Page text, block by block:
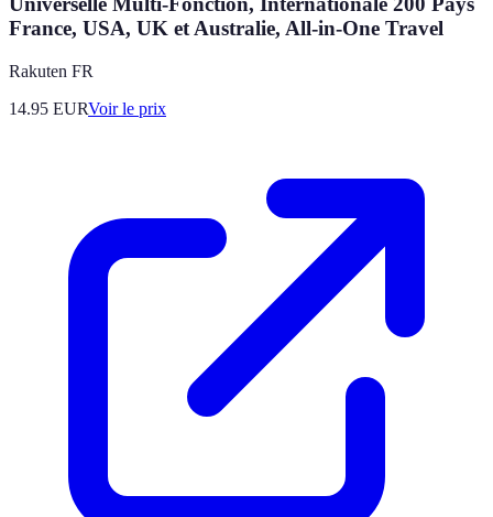
France, USA, UK et Australie, All-in-One Travel
Rakuten FR
14.95 EURVoir le prix